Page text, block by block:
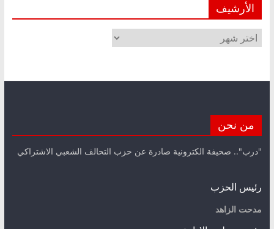
الأرشيف
الأرشيف
من نحن
"درب".. صحيفة الكترونية صادرة عن حزب التحالف الشعبي الاشتراكي
رئيس الحزب
مدحت الزاهد